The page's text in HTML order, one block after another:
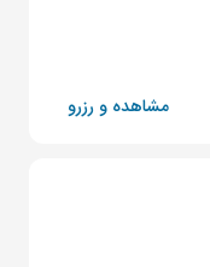
مشاهده و رزرو